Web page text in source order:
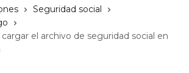
Seguridad social
cargar el archivo de seguridad social en